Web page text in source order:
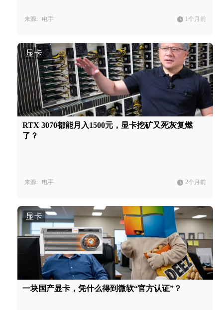
来源: 电手 1个月前
显卡
RTX 3070都能月入1500元，显卡挖矿又死灰复燃
了？
来源: 电手 2个月前
显卡
一块国产显卡，凭什么得到微软“官方认证”？